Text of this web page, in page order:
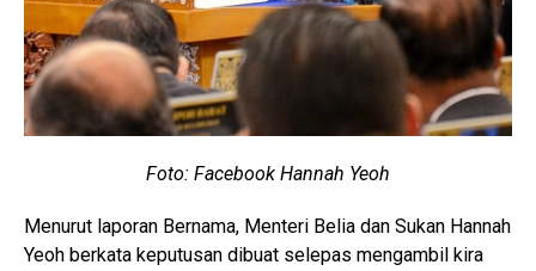
Foto: Facebook Hannah Yeoh
Menurut laporan Bernama, Menteri Belia dan Sukan Hannah
Yeoh berkata keputusan dibuat selepas mengambil kira